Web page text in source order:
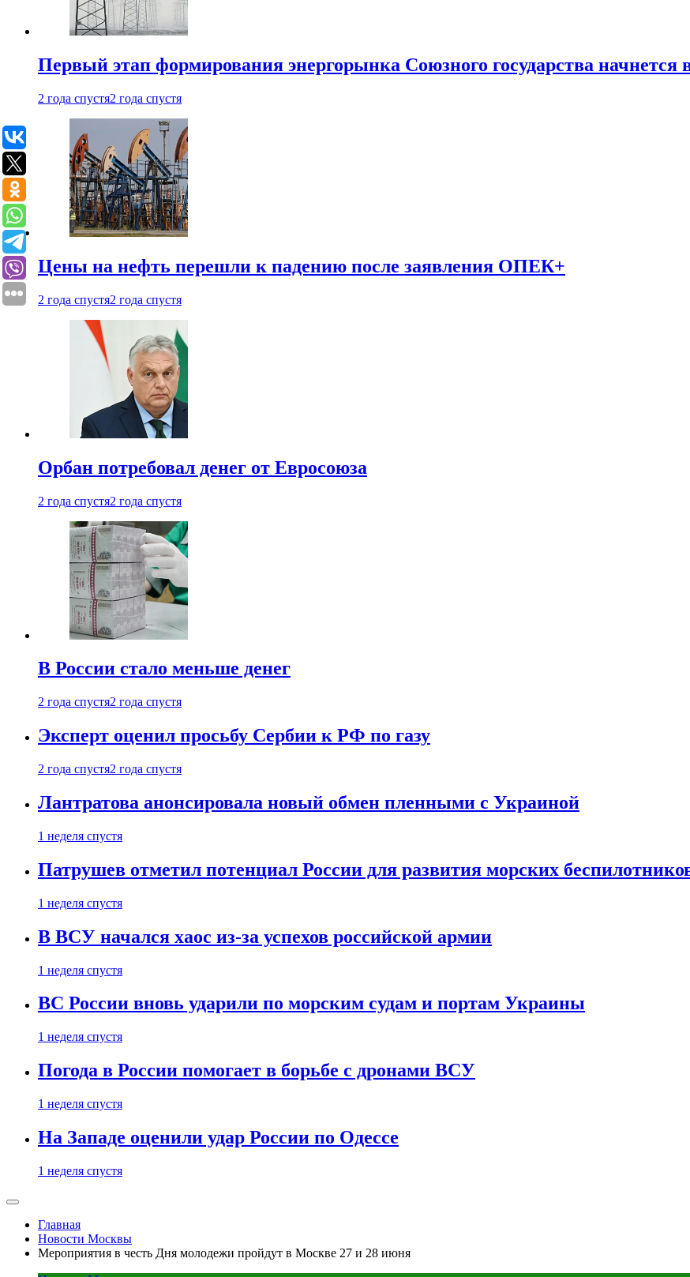
Первый этап формирования энергорынка Союзного государства начнется
2 года спустя2 года спустя
Цены на нефть перешли к падению после заявления ОПЕК+
2 года спустя2 года спустя
Орбан потребовал денег от Евросоюза
2 года спустя2 года спустя
В России стало меньше денег
2 года спустя2 года спустя
Эксперт оценил просьбу Сербии к РФ по газу
2 года спустя2 года спустя
Лантратова анонсировала новый обмен пленными с Украиной
1 неделя спустя
Патрушев отметил потенциал России для развития морских
1 неделя спустя
В ВСУ начался хаос из-за успехов российской армии
1 неделя спустя
ВС России вновь ударили по морским судам и портам Украины
1 неделя спустя
Погода в России помогает в борьбе с дронами ВСУ
1 неделя спустя
На Западе оценили удар России по Одессе
1 неделя спустя
Главная
Новости Москвы
Мероприятия в честь Дня молодежи пройдут в Москве 27 и 28 июня